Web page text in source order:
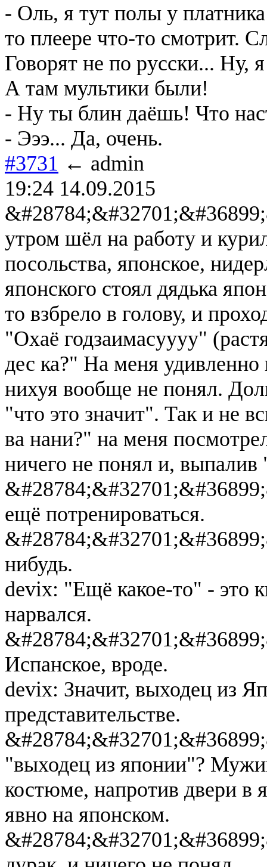
- Оль, я тут полы у
то плеере что-то смотрит.
Говорят не по русски... Ну,
А там мультики были!
- Ну ты блин даёшь! Что
- Эээ... Да, очень.
#3731 ← admin
19:24 14.09.2015
утром шёл на работу и
посольства, японское,
японского стоял дядька
то взбрело в голову, и
"Охаё годзаимасуууу"
дес ка?" На меня удивленно
нихуя вообще не понял.
"что это значит". Так и не
ва нани?" на меня
ничего не понял и,
ещё потренироваться.
нибудь.
devix: "Ещё какое-то" - это
нарвался.
Испанское, вроде.
devix: Значит, выходец из
представительстве.
"выходец из японии"?
костюме, напротив двери в
явно на японском.